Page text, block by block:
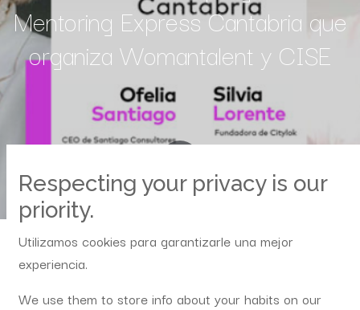
Mentoring Express Cantabria que
organiza Womantalent y CISE
Todos
los
blogs
Liderazgo
Mentora en el programa Mentoring Express Cantabria que organiza Womantalent y CISE
Respecting your privacy is our
priority.
Utilizamos cookies para garantizarle una mejor
experiencia.
We use them to store info about your habits on our